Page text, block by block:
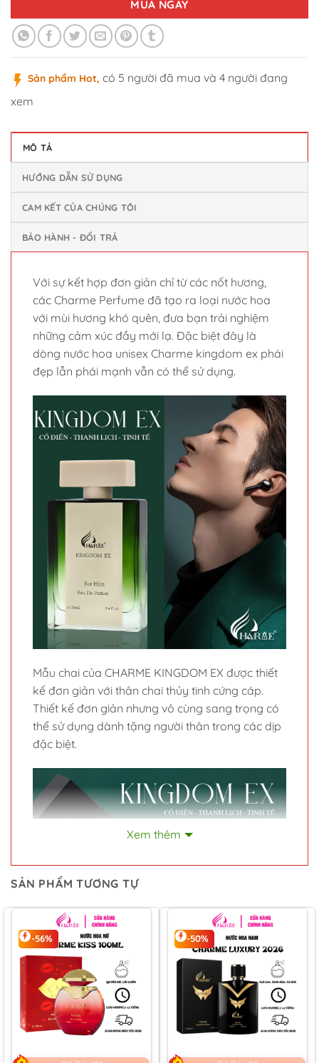
MUA NGAY
Sản phẩm Hot, có 5 người đã mua và 4 người đang
xem
MÔ TẢ
HƯỚNG DẪN SỬ DỤNG
CAM KẾT CỦA CHÚNG TÔI
BẢO HÀNH - ĐỔI TRẢ
Với sự kết hợp đơn giản chỉ từ các nốt hương,
các Charme Perfume đã tạo ra loại nước hoa
với mùi hương khó quên, đưa bạn trải nghiệm
những cảm xúc đầy mới lạ. Đặc biệt đây là
dòng nước hoa unisex Charme kingdom ex phái
đẹp lẫn phái mạnh vẫn có thể sử dụng.
Mẫu chai của CHARME KINGDOM EX được thiết
kế đơn giản với thân chai thủy tinh cứng cáp.
Thiết kế đơn giản nhưng vô cùng sang trọng có
thể sử dụng dành tặng người thân trong các dịp
đặc biệt.
Xem thêm
SẢN PHẨM TƯƠNG TỰ
-56% -50%